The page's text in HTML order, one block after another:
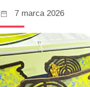
7 marca 2026